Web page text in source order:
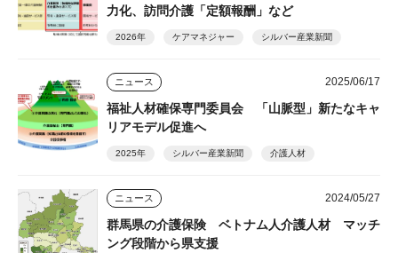
力化、訪問介護「定額報酬」など
2026年 ケアマネジャー シルバー産業新聞
ニュース 2025/06/17
福祉人材確保専門委員会 「山脈型」新たなキャ
リアモデル促進へ
2025年 シルバー産業新聞 介護人材
ニュース 2024/05/27
群馬県の介護保険 ベトナム人介護人材 マッチ
ング段階から県支援